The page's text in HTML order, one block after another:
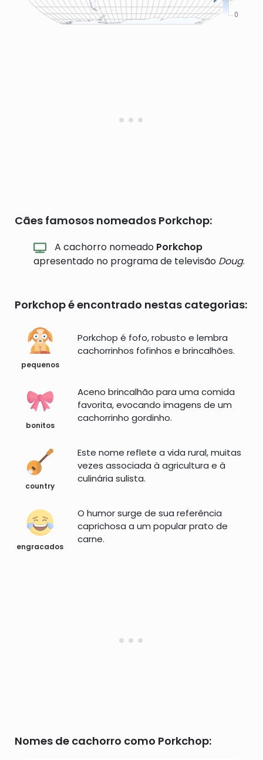
Cães famosos nomeados Porkchop:
A cachorro nomeado Porkchop
apresentado no programa de televisão Doug.
Porkchop é encontrado nestas categorias:
pequenos
Porkchop é fofo, robusto e lembra
cachorrinhos fofinhos e brincalhões.
bonitos
Aceno brincalhão para uma comida
favorita, evocando imagens de um
cachorrinho gordinho.
country
Este nome reflete a vida rural, muitas
vezes associada à agricultura e à
culinária sulista.
engracados
O humor surge de sua referência
caprichosa a um popular prato de
carne.
Nomes de cachorro como Porkchop: